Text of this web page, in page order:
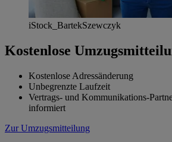
iStock_BartekSzewczyk
Kostenlose
Kostenlose Adressänderung
Unbegrenzte Laufzeit
Vertrags- und Kommunikations-
informiert
Zur Umzugsmitteilung